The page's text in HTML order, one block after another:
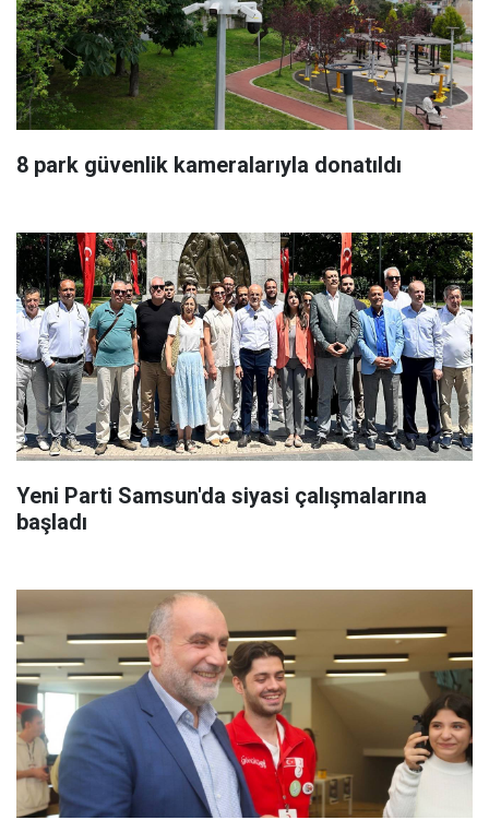
8 park güvenlik kameralarıyla donatıldı
Yeni Parti Samsun'da siyasi çalışmalarına
başladı